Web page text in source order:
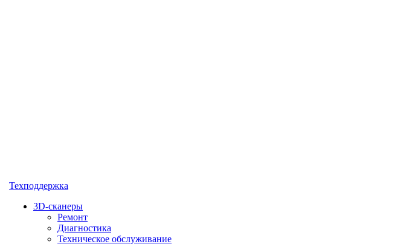
Техподдержка
3D-сканеры
Ремонт
Диагностика
Техническое обслуживание